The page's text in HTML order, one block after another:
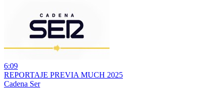
6:09
REPORTAJE PREVIA MUCH 2025
Cadena Ser